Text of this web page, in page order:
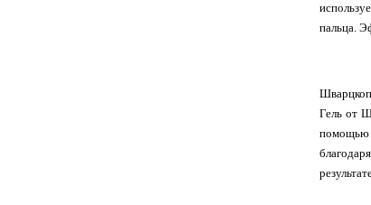
пальца.
Гель от
помощью